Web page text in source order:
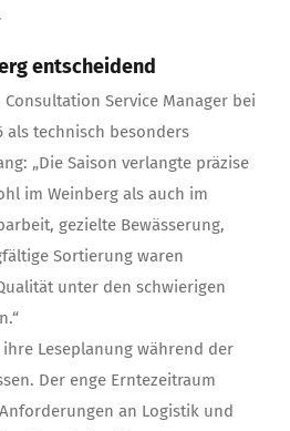
entscheidend
Service Manager bei
als technisch besonders
„Die Saison verlangte präzise
im Weinberg als auch im
gezielte Bewässerung,
Sortierung waren
unter den schwierigen
Leseplanung während der
Der enge Erntezeitraum
an Logistik und